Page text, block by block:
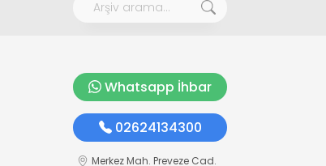
Whatsapp İhbar
02624134300
Merkez Mah. Preveze Cad.